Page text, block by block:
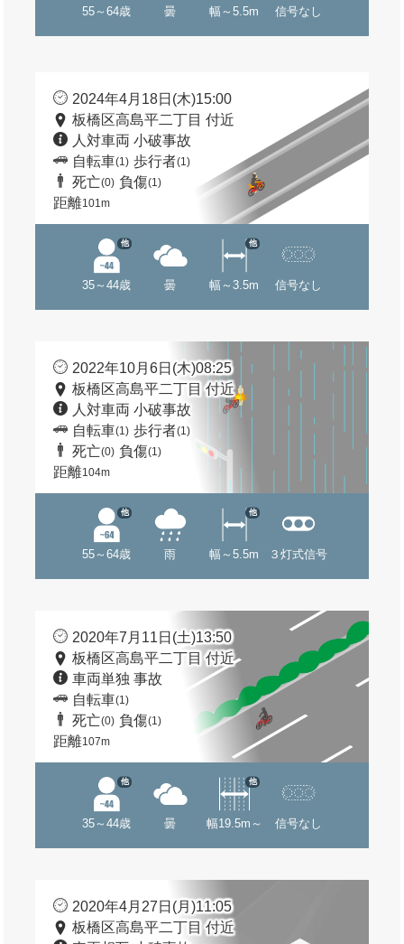
55～64歳 曇 幅～5.5m 信号なし
2024年4月18日(木)15:00
板橋区高島平二丁目 付近
人対車両 小破事故
自転車(1) 歩行者(1)
死亡(0) 負傷(1)
距離101m
35～44歳
他
曇 幅～3.5m
他
信号なし
2022年10月6日(木)08:25
板橋区高島平二丁目 付近
人対車両 小破事故
自転車(1) 歩行者(1)
死亡(0) 負傷(1)
距離104m
55～64歳
他
雨 幅～5.5m
他
３灯式信号
2020年7月11日(土)13:50
板橋区高島平二丁目 付近
車両単独 事故
自転車(1)
死亡(0) 負傷(1)
距離107m
35～44歳
他
曇 幅19.5m～
他
信号なし
2020年4月27日(月)11:05
板橋区高島平二丁目 付近